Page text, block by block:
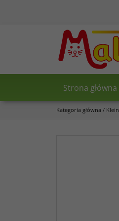
Strona główna
Kategoria główna / Klein